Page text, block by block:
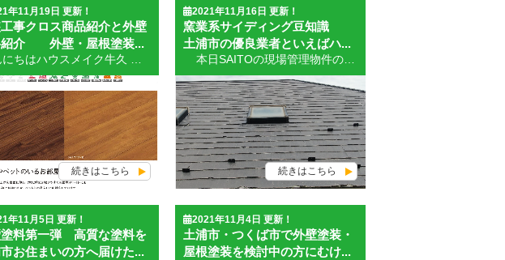
年11月19日 更新！
事クロス商品紹介と外壁
紹介 外壁・屋根塗装...
続きはこちら
2021年11月16日 更新！
窯業系サイディング豆知識
土浦市の優良業者といえばハ...
続きはこちら
年11月5日 更新！
料第一弾 高質な塗料を
お住まいの方へ届けた...
2021年11月4日 更新！
土浦市・つくば市で外壁塗装・
屋根塗装を検討中の方にむけ...